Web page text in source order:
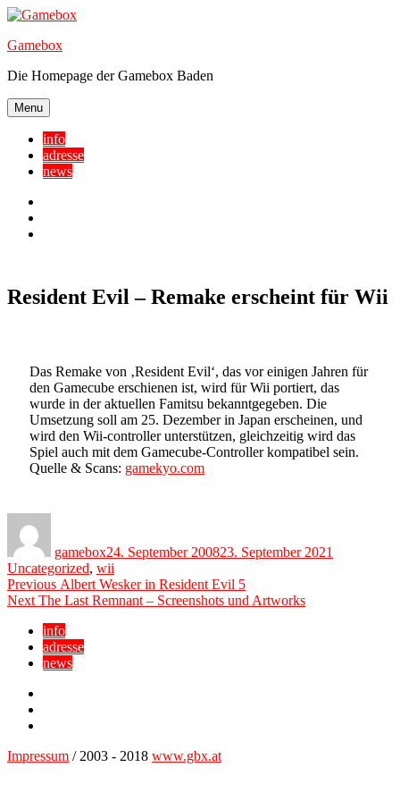
Skip
content
Gamebox
Die Homepage der Gamebox Baden
Menu
info
adresse
news
Resident Evil – Remake erscheint für Wii
Das Remake von ‚Resident Evil‘, das vor einigen Jahren für
den Gamecube erschienen ist, wird für Wii portiert, das
wurde in der aktuellen Famitsu bekanntgegeben. Die
Umsetzung soll am 25. Dezember in Japan erscheinen, und
wird den Wii-controller unterstützen, gleichzeitig wird das
Spiel auch mit dem Gamecube-Controller kompatibel sein.
Quelle & Scans: gamekyo.com
gamebox24. September 200823. September 2021
Uncategorized, wii
Beitragsnavigation
Previous Previous
post:
Albert Wesker in Resident Evil 5
Next Next
The Last Remnant – Screenshots und Artworks
info
adresse
news
Impressum / 2003 - 2018 www.gbx.at